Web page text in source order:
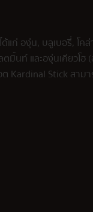
ก่ องุ่น, บลูเบอรี่, โ
มิ้นท์ และองุ่นเคียวโ
Kardinal Stick สา